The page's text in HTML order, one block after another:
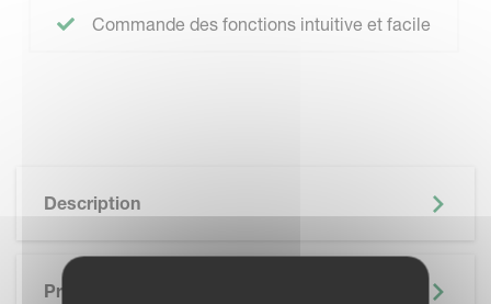
Commande des fonctions intuitive et facile
Description
Principaux Avantages